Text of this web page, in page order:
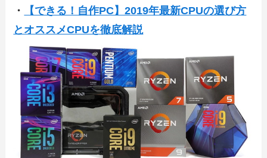
・
【できる！自作PC】2019年最新CPUの選び方
とオススメCPUを徹底解説